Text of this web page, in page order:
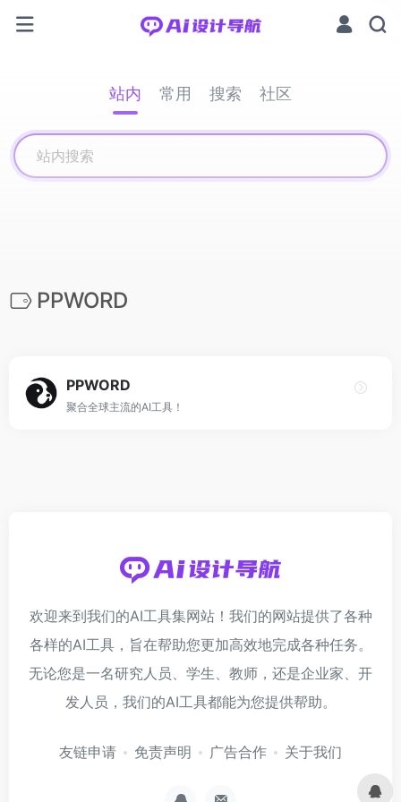
站内 常用 搜索 社区
PPWORD
PPWORD
聚合全球主流的AI工具！
欢迎来到我们的AI工具集网站！我们的网站提供了各种
各样的AI工具，旨在帮助您更加高效地完成各种任务。
无论您是一名研究人员、学生、教师，还是企业家、开
发人员，我们的AI工具都能为您提供帮助。
友链申请 免责声明 广告合作 关于我们